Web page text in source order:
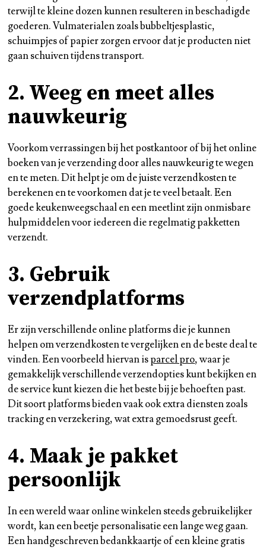
terwijl te kleine dozen kunnen resulteren in beschadigde
goederen. Vulmaterialen zoals bubbeltjesplastic,
schuimpjes of papier zorgen ervoor dat je producten niet
gaan schuiven tijdens transport.
2. Weeg en meet alles
nauwkeurig
Voorkom verrassingen bij het postkantoor of bij het online
boeken van je verzending door alles nauwkeurig te wegen
en te meten. Dit helpt je om de juiste verzendkosten te
berekenen en te voorkomen dat je te veel betaalt. Een
goede keukenweegschaal en een meetlint zijn onmisbare
hulpmiddelen voor iedereen die regelmatig pakketten
verzendt.
3. Gebruik
verzendplatforms
Er zijn verschillende online platforms die je kunnen
helpen om verzendkosten te vergelijken en de beste deal te
vinden. Een voorbeeld hiervan isparcel pro, waar je
gemakkelijk verschillende verzendopties kunt bekijken en
de service kunt kiezen die het beste bij je behoeften past.
Dit soort platforms bieden vaak ook extra diensten zoals
tracking en verzekering, wat extra gemoedsrust geeft.
4. Maak je pakket
persoonlijk
In een wereld waar online winkelen steeds gebruikelijker
wordt, kan een beetje personalisatie een lange weg gaan.
Een handgeschreven bedankkaartje of een kleine gratis